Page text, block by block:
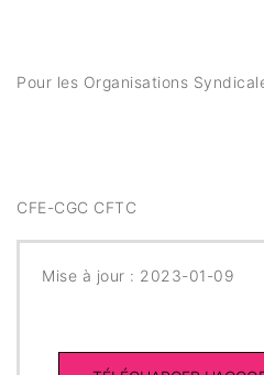
Pour les Organisations
CFE-CGC CFTC
Mise à jour : 2023-01-09